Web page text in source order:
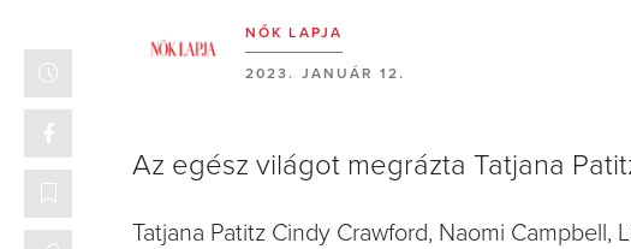
NŐK LAPJA
2023. JANUÁR 12.
Az egész világot megrázta Tatjana
Tatjana Patitz Cindy Crawford, Naomi